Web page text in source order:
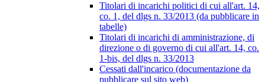
Titolari di incarichi politici di cui all'art. 14,
co. 1, del dlgs n. 33/2013 (da pubblicare in
tabelle)
Titolari di incarichi di amministrazione, di
direzione o di governo di cui all'art. 14, co.
1-bis, del dlgs n. 33/2013
Cessati dall'incarico (documentazione da
pubblicare sul sito web)